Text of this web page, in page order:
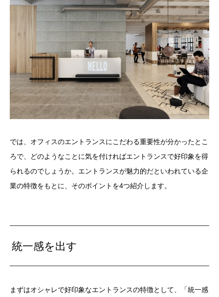
では、オフィスのエントランスにこだわる重要性が分かったとこ
ろで、どのようなことに気を付ければエントランスで好印象を得
られるのでしょうか。エントランスが魅力的だといわれている企
業の特徴をもとに、そのポイントを4つ紹介します。
統一感を出す
まずはオシャレで好印象なエントランスの特徴として、「統一感